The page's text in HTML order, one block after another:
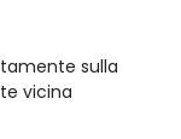
sulla
vicina